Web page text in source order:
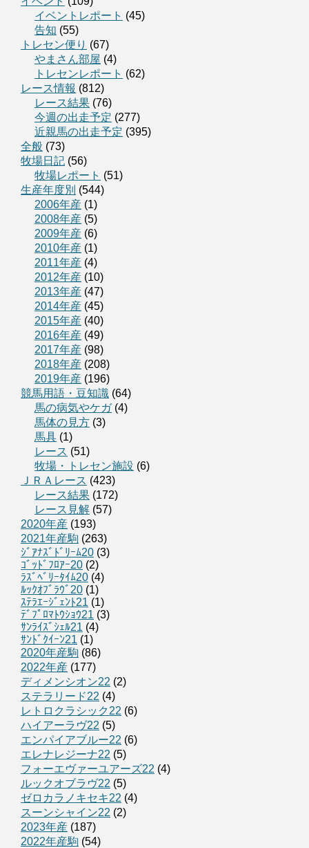
イベントレポート (45)
告知 (55)
トレセン便り (67)
やまさん部屋 (4)
トレセンレポート (62)
レース情報 (812)
レース結果 (76)
今週の出走予定 (277)
近親馬の出走予定 (395)
全般 (73)
牧場日記 (56)
牧場レポート (51)
生産年度別 (544)
2006年産 (1)
2008年産 (5)
2009年産 (6)
2010年産 (1)
2011年産 (4)
2012年産 (10)
2013年産 (47)
2014年産 (45)
2015年産 (40)
2016年産 (49)
2017年産 (98)
2018年産 (208)
2019年産 (196)
競馬用語・豆知識 (64)
馬の病気やケガ(4)
馬体の見方 (3)
馬具 (1)
レース (51)
牧場・トレセン施設 (6)
ＪＲＡレース (423)
レース結果 (172)
レース見解 (57)
2020年産 (193)
2021年産駒 (263)
ｼﾞｱﾅｽﾞﾄﾞﾘｰﾑ20 (3)
ｺﾞｯﾄﾞﾌﾛｱｰ20 (2)
ﾗｽﾞﾍﾞﾘｰﾀｲﾑ20 (4)
ﾙｯｸｵﾌﾞﾗｳﾞ20 (1)
ｽﾃﾗｴｰｼﾞｪﾝﾄ21 (1)
ﾃﾞﾌﾟﾛﾏﾄｳｼｮｳ21 (3)
ｻﾝﾗｲｽﾞｼｪﾙ21 (4)
ｻﾝﾄﾞｸｲｰﾝ21 (1)
2020年産駒 (86)
2022年産 (177)
ディメンシオン22 (2)
ステラリード22 (4)
レトロクラシック22 (6)
ハイアーラヴ22 (5)
エンパイアブルー22 (6)
エレナレジーナ22 (5)
フォーエヴァーユアーズ22 (4)
ルックオブラヴ22 (5)
ゼロカラノキセキ22 (4)
スーンシャイン22 (2)
2023年産 (187)
2022年産駒 (54)